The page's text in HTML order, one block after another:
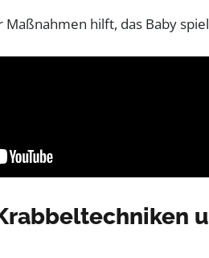
Maßnahmen hilft, das Baby